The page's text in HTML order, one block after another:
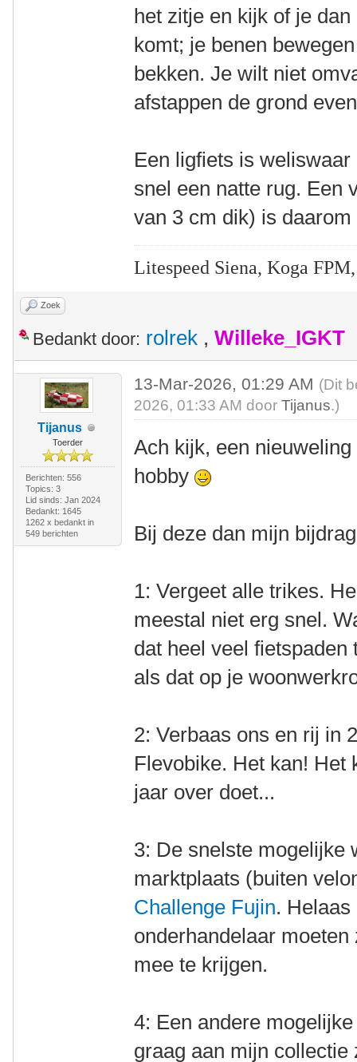
het zitje en kijk of je
komt; je benen
bekken. Je wilt niet
afstappen de grond
Een ligfiets is
snel een natte rug. Een
van 3 cm dik) is
Litespeed Siena, Koga
Zoek
Bedankt door: rolrek , Willeke_IGKT
Tijanus
Toerder
Berichten: 556
Topics: 3
Lid sinds: Jan 2024
Bedankt: 1645
1262 x bedankt in
549 berichten
13-Mar-2026, 01:29 AM (Dit
2026, 01:33 AM doorTijanus.)
Ach kijk, een
hobby
Bij deze dan mijn
1: Vergeet alle trikes.
meestal niet erg snel.
dat heel veel
als dat op je
2: Verbaas ons en rij in
Flevobike. Het kan! Het
jaar over doet...
3: De snelste mogelijke
marktplaats (buiten
Challenge Fujin.
onderhandelaar
mee te krijgen.
4: Een andere
graag aan mijn